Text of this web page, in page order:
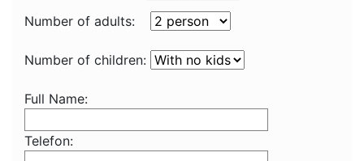
Number of adults:
Number of children:
Full Name:
Telefon: